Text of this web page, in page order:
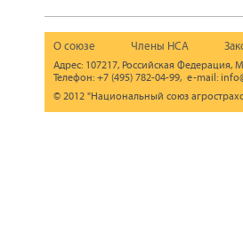
О союзе Члены НСА
Адрес: 107217, Российская Федерация,
Телефон: +7 (495) 782-04-99, e-mail:
© 2012 "Национальный союз